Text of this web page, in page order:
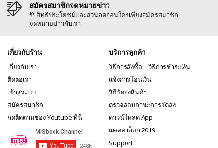
สมัครสมาชิกจดหมายข่าว
รับสิทธิประโยชน์และส่วนลดก่อนใครเพียงสมัครสมาชิก
จดหมายข่าวกับเรา
เกี่ยวกับร้าน
เกี่ยวกับเรา
ติดต่อเรา
เข้าสู่ระบบ
สมัครสมาชิก
กดติดตามช่อง Youtube ที่นี่
บริการลูกค้า
วิธีการสั่งซื้อ | วิธีการชำระเงิน
แจ้งการโอนเงิน
วิธีจัดส่งสินค้า
ตรวจสอบถานะการจัดส่ง
ดาวน์โหลด App
แคตตาล็อก 2019
Support